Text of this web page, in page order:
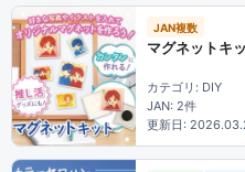
JAN複数
マグネットキ
カテゴリ: DIY
JAN: 2件
更新日: